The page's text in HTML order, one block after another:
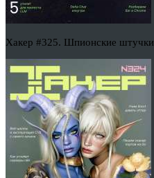
Хакер #325. Шпионские штучки